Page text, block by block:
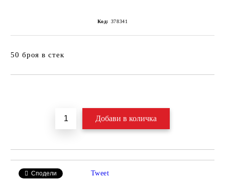
Код: 378341
50 броя в стек
Сподели Tweet